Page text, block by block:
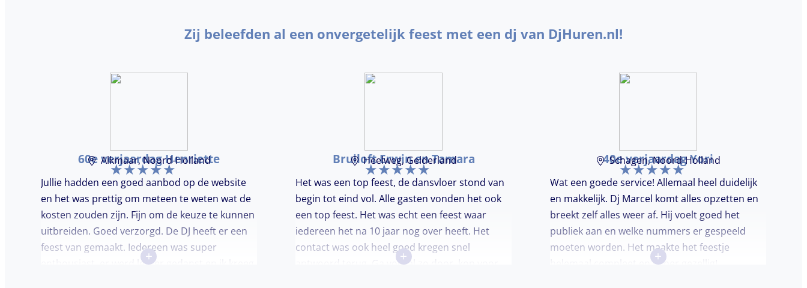
Zij beleefden al een onvergetelijk feest met een dj van DjHuren.nl!
60e verjaardag Henriette
Alkmaar, Noord-Holland
Jullie hadden een goed aanbod op de website
en het was prettig om meteen te weten wat de
kosten zouden zijn. Fijn om de keuze te kunnen
uitbreiden. Goed verzorgd. De DJ heeft er een
feest van gemaakt. Iedereen was super
enthousiast, er werd lekker gedanst en ik kreeg
+
Bruiloft Erwin en Tamara
Heelweg, Gelderland
Het was een top feest, de dansvloer stond van
begin tot eind vol. Alle gasten vonden het ook
een top feest. Het was echt een feest waar
iedereen het na 10 jaar nog over heeft. Het
contact was ook heel goed kregen snel
antwoord terug. Ga vooral zo door, kon voor
+
40e verjaardag Yori
Schagen, Noord-Holland
Wat een goede service! Allemaal heel duidelijk
en makkelijk. Dj Marcel komt alles opzetten en
breekt zelf alles weer af. Hij voelt goed het
publiek aan en welke nummers er gespeeld
moeten worden. Het maakte het feestje
helemaal compleet en super gezellig!
+